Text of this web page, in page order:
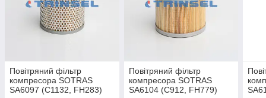
Повітряний фільтр
компресора SOTRAS
SA6097 (C1132, FH283)
Повітряний фільтр
компресора SOTRAS
SA6104 (C912, FH779)